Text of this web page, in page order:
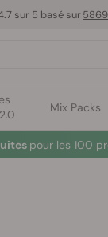
Mix Packs
sur 5 basé sur
pour les 100